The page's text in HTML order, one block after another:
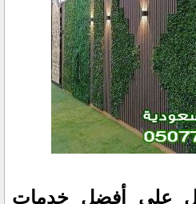
على أفضل خدمات